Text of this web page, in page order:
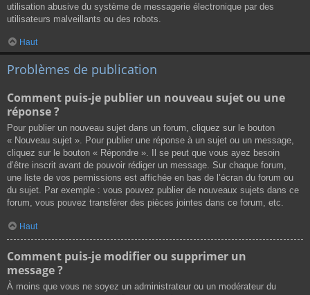
utilisation abusive du système de messagerie électronique par des
utilisateurs malveillants ou des robots.
Haut
Problèmes de publication
Comment puis-je publier un nouveau sujet ou une
réponse ?
Pour publier un nouveau sujet dans un forum, cliquez sur le bouton
« Nouveau sujet ». Pour publier une réponse à un sujet ou un message,
cliquez sur le bouton « Répondre ». Il se peut que vous ayez besoin
d’être inscrit avant de pouvoir rédiger un message. Sur chaque forum,
une liste de vos permissions est affichée en bas de l’écran du forum ou
du sujet. Par exemple : vous pouvez publier de nouveaux sujets dans ce
forum, vous pouvez transférer des pièces jointes dans ce forum, etc.
Haut
Comment puis-je modifier ou supprimer un
message ?
À moins que vous ne soyez un administrateur ou un modérateur du